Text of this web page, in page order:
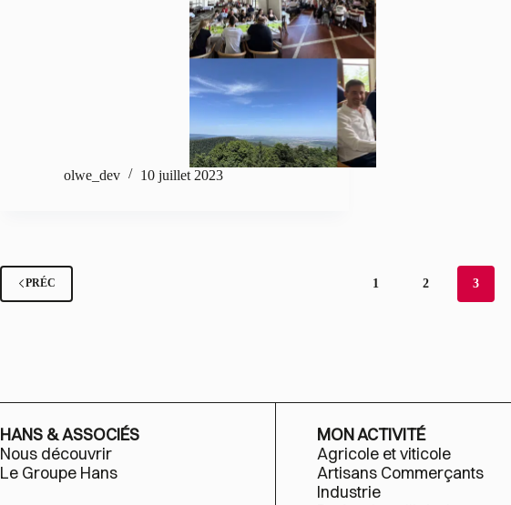
olwe_dev 10 juillet 2023
PRÉC 1 2 3
HANS & ASSOCIÉS
Nous découvrir
Le Groupe Hans
MON ACTIVITÉ
Agricole et viticole
Artisans Commerçants
Industrie